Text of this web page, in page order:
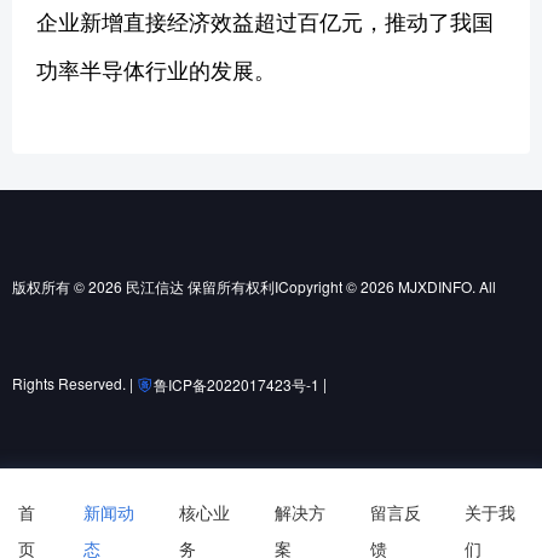
首
页
新闻动
态
核心业
务
解决方
案
留言反
馈
关于我
们
企业新增直接经济效益超过百亿元，推动了我国
功率半导体行业的发展。
版权所有 © 2026 民江信达 保留所有权利ICopyright © 2026 MJXDINFO. All
Rights Reserved. | 鲁ICP备2022017423号-1 |